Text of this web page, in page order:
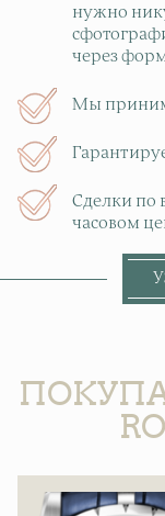
нужно
через
Мы
Сделки по
часовом